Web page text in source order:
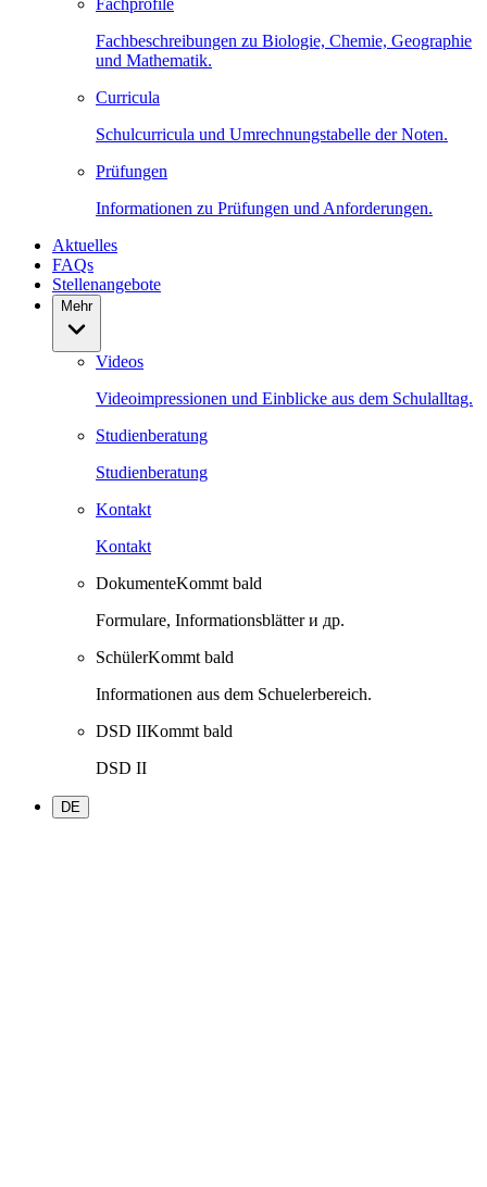
Fachprofile
Fachbeschreibungen zu Biologie, Chemie, Geographie
und Mathematik.
Curricula
Schulcurricula und Umrechnungstabelle der Noten.
Prüfungen
Informationen zu Prüfungen und Anforderungen.
Aktuelles
FAQs
Stellenangebote
Mehr
Videos
Videoimpressionen und Einblicke aus dem Schulalltag.
Studienberatung
Studienberatung
Kontakt
Kontakt
DokumenteKommt bald
Formulare, Informationsblätter и др.
SchülerKommt bald
Informationen aus dem Schuelerbereich.
DSD IIKommt bald
DSD II
DE